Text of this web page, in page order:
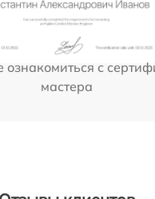
с
мастера